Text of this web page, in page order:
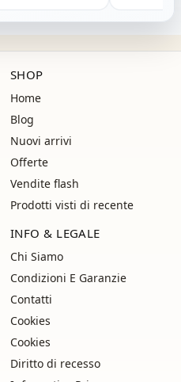
SHOP
Home
Blog
Nuovi arrivi
Offerte
Vendite flash
Prodotti visti di recente
INFO & LEGALE
Chi Siamo
Condizioni E Garanzie
Contatti
Cookies
Cookies
Diritto di recesso